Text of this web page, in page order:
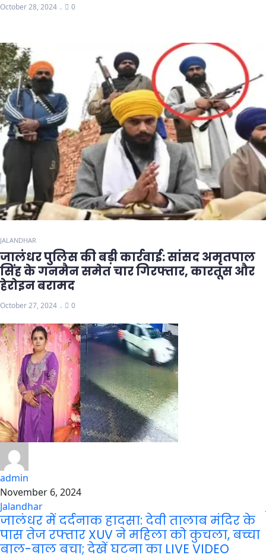
October 28, 2024 0
JALANDHAR
जालंधर पुलिस की बड़ी कार्रवाई: सांसद अमृतपाल
सिंह के गनमैन समेत चार गिरफ्तार, कारतूस और
हेरोइन बरामद
October 27, 2024 0
admin
November 6, 2024
Jalandhar
जालंधर में दर्दनाक हादसा: देवी तालाब मंदिर के
पास तेज रफ्तार XUV ने महिला को कुचला, बच्चा
बाल-बाल बचा; देखें घटना का LIVE VIDEO